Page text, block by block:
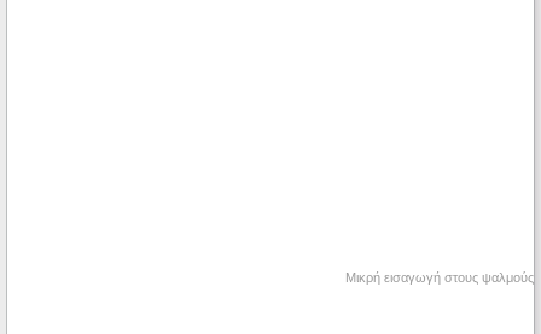
Μικρή εισαγωγή στους ψαλμούς